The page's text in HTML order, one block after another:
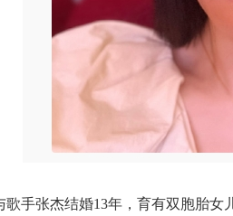
张杰结婚13年，育有双胞胎女